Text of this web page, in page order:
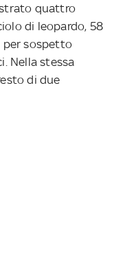
quattro
di leopardo, 58
per sospetto
Nella stessa
di due